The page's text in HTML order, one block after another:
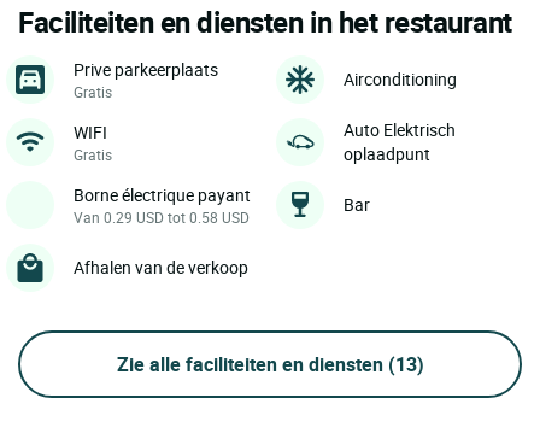
Faciliteiten en diensten in het restaurant
Prive parkeerplaats
Gratis
Airconditioning
WIFI
Gratis
Auto Elektrisch
oplaadpunt
Borne électrique payant
Van 0.29 USD tot 0.58 USD
Bar
Afhalen van de verkoop
Zie alle faciliteiten en diensten (13)